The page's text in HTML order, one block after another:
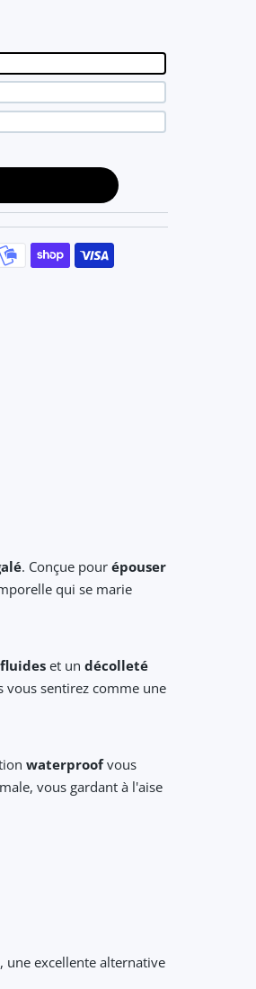
. Conçue pour épouser
qui se marie
et un décolleté
vous sentirez comme une
waterproofvous
vous gardant à l'aise
, une excellente alternative